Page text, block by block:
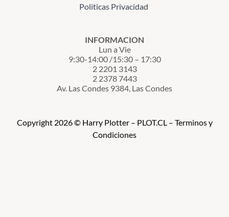
Politicas Privacidad
INFORMACION
Lun a Vie
9:30-14:00 /15:30 – 17:30
2 2201 3143
2 2378 7443
Av. Las Condes 9384, Las Condes
Copyright 2026 © Harry Plotter – PLOT.CL – Terminos y
Condiciones